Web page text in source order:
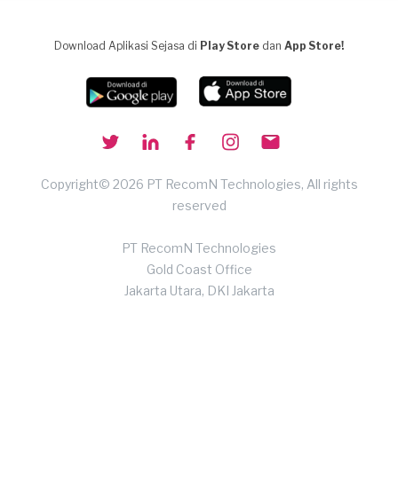
Download Aplikasi Sejasa di Play Store dan App Store!
Copyright© 2026 PT RecomN Technologies, All rights
reserved
PT RecomN Technologies
Gold Coast Office
Jakarta Utara, DKI Jakarta